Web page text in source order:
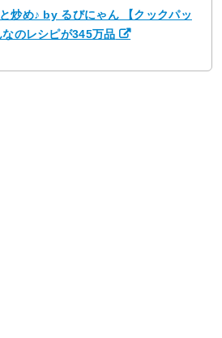
炒め♪ by るびにゃん 【クックパッ
なのレシピが345万品